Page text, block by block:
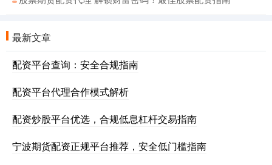
最新文章
配资平台查询：安全合规指南
配资平台代理合作模式解析
配资炒股平台优选，合规低息杠杆交易指南
宁波期货配资正规平台推荐，安全低门槛指南